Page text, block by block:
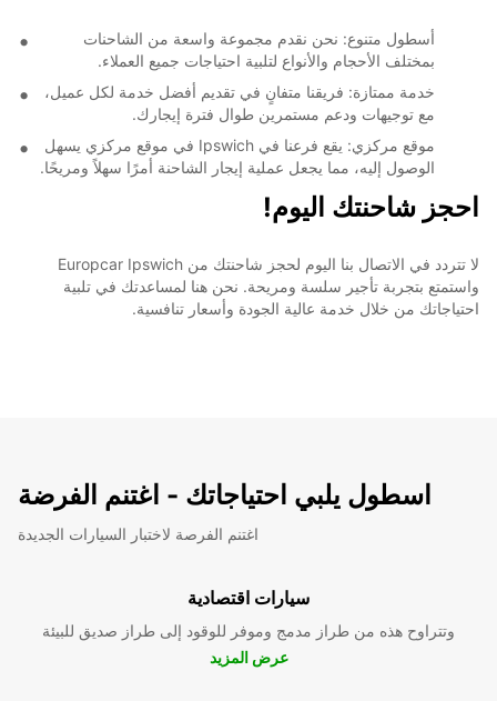
أسطول متنوع: نحن نقدم مجموعة واسعة من الشاحنات
بمختلف الأحجام والأنواع لتلبية احتياجات جميع العملاء.
خدمة ممتازة: فريقنا متفانٍ في تقديم أفضل خدمة لكل عميل،
مع توجيهات ودعم مستمرين طوال فترة إيجارك.
موقع مركزي: يقع فرعنا في Ipswich في موقع مركزي يسهل
الوصول إليه، مما يجعل عملية إيجار الشاحنة أمرًا سهلاً ومريحًا.
احجز شاحنتك اليوم!
لا تتردد في الاتصال بنا اليوم لحجز شاحنتك من Europcar Ipswich
واستمتع بتجربة تأجير سلسة ومريحة. نحن هنا لمساعدتك في تلبية
احتياجاتك من خلال خدمة عالية الجودة وأسعار تنافسية.
اسطول يلبي احتياجاتك - اغتنم الفرضة
اغتنم الفرصة لاختبار السيارات الجديدة
سيارات اقتصادية
وتتراوح هذه من طراز مدمج وموفر للوقود إلى طراز صديق للبيئة
عرض المزيد